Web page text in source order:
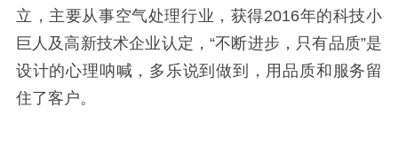
立，主要从事空气处理行业，获得2016年的科技小
巨人及高新技术企业认定，“不断进步，只有品质”是
设计的心理呐喊，多乐说到做到，用品质和服务留
住了客户。